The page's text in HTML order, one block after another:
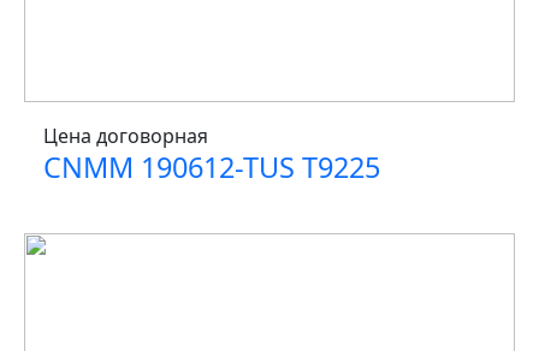
Цена договорная
CNMM 190612-TUS T9225